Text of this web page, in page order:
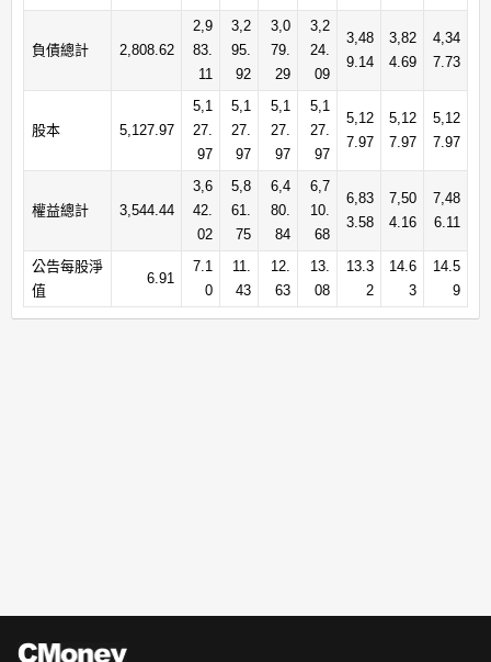
負債總計 2,808.62
2,9
83.
11
3,2
95.
92
3,0
79.
29
3,2
24.
09
3,48
9.14
3,82
4.69
4,34
7.73
股本 5,127.97
5,1
27.
97
5,1
27.
97
5,1
27.
97
5,1
27.
97
5,12
7.97
5,12
7.97
5,12
7.97
權益總計 3,544.44
3,6
42.
02
5,8
61.
75
6,4
80.
84
6,7
10.
68
6,83
3.58
7,50
4.16
7,48
6.11
公告每股淨
值
6.91
7.1
0
11.
43
12.
63
13.
08
13.3
2
14.6
3
14.5
9